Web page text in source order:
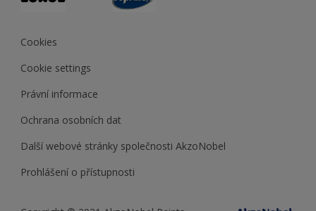
Cookies
Cookie settings
Právní informace
Ochrana osobních dat
Další webové stránky společnosti AkzoNobel
Prohlášení o přístupnosti